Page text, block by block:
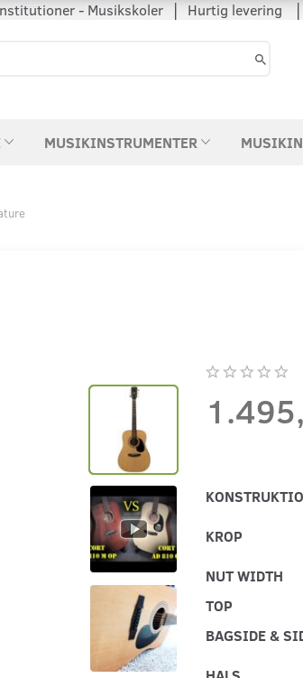
- Musikskoler │ Hurtig levering │
MUSIKINSTRUMENTER
KROP
NUT WIDTH
TOP
BAGSIDE &